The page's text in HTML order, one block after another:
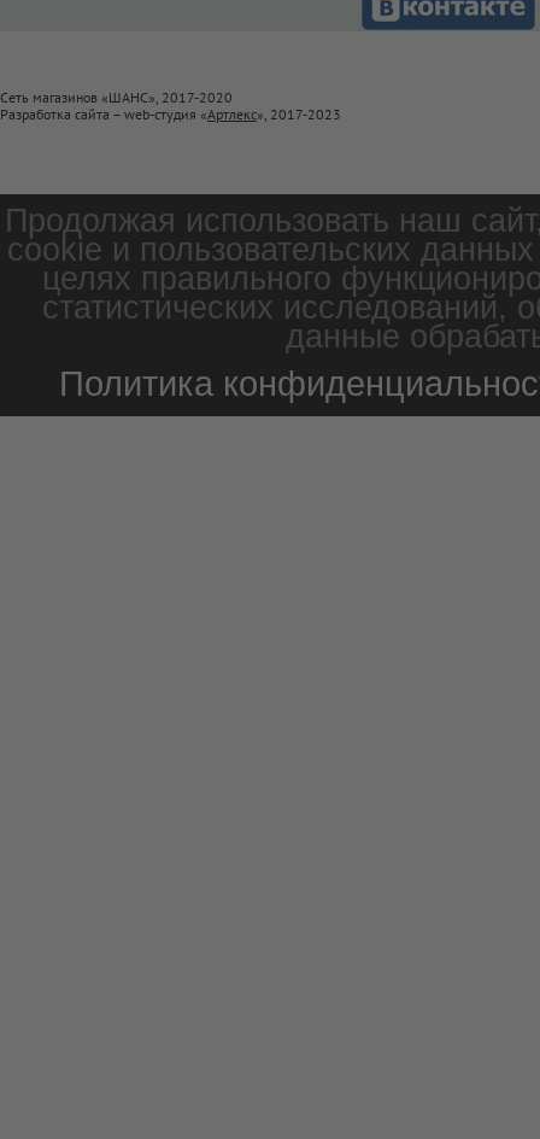
Сеть магазинов «ШАНС», 2017-2020
Разработка сайта – web-студия «Артлекс», 2017-2023
Продолжая использовать наш
cookie и пользовательских
целях правильного
статистических
данные
Политика